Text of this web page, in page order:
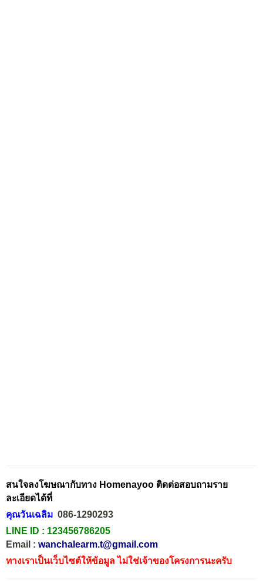
สนใจลงโฆษณากับทาง Homenayoo ติดต่อสอบถามราย
ละเอียดได้ที่
คุณวันเฉลิม 086-1290293
LINE ID : 123456786205
Email : wanchalearm.t@gmail.com
ทางเราเป็นเว็บไซต์ให้ข้อมูล ไม่ใช่เจ้าของโครงการนะครับ